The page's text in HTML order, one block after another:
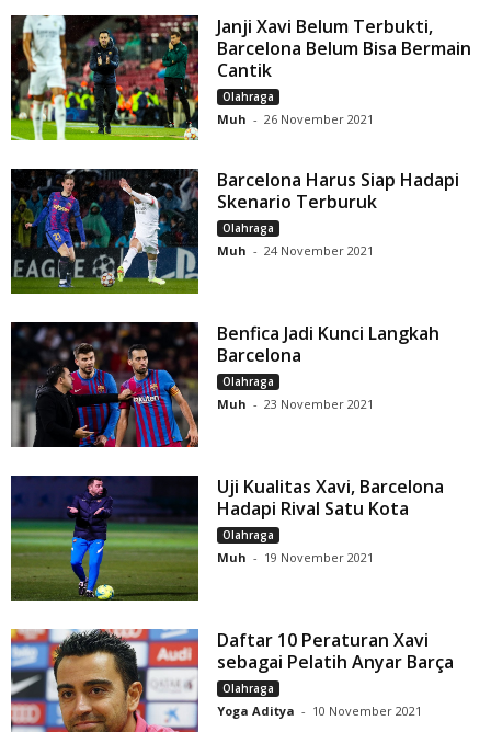
Janji Xavi Belum Terbukti,
Barcelona Belum Bisa Bermain
Cantik
Olahraga
Muh - 26 November 2021
Barcelona Harus Siap Hadapi
Skenario Terburuk
Olahraga
Muh - 24 November 2021
Benfica Jadi Kunci Langkah
Barcelona
Olahraga
Muh - 23 November 2021
Uji Kualitas Xavi, Barcelona
Hadapi Rival Satu Kota
Olahraga
Muh - 19 November 2021
Daftar 10 Peraturan Xavi
sebagai Pelatih Anyar Barça
Olahraga
Yoga Aditya - 10 November 2021